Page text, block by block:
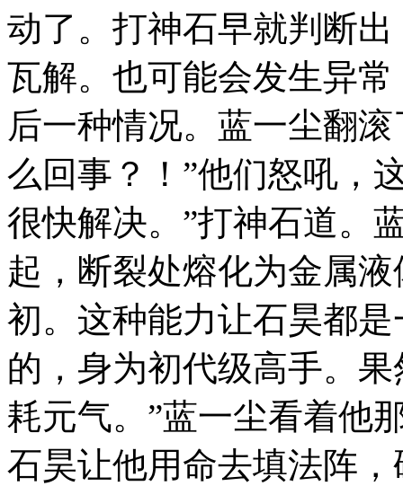
动了。打神石早就判断
瓦解。也可能会发生异
后一种情况。蓝一尘翻
么回事？！”他们怒吼，
很快解决。”打神石道。
起，断裂处熔化为金属
初。这种能力让石昊都
的，身为初代级高手。
耗元气。”蓝一尘看着他
石昊让他用命去填法阵